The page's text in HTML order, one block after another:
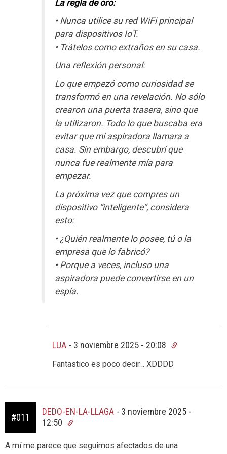
La regla de oro:
• Nunca utilice su red WiFi principal
para dispositivos IoT.
• Trátelos como extraños en su casa.
Una reflexión personal:
Lo que empezó como curiosidad se
transformó en una revelación. No sólo
crearon una puerta trasera, sino que
la utilizaron. Todo lo que buscaba era
evitar que mi aspiradora llamara a
casa. Sin embargo, descubrí que
nunca fue realmente mía para
empezar.
La próxima vez que compres un
dispositivo “inteligente”, considera
esto:
• ¿Quién realmente lo posee, tú o la
empresa que lo fabricó?
• Porque a veces, incluso una
aspiradora puede convertirse en un
espía.
LUA - 3 noviembre 2025 - 20:08
Fantastico es poco decir… XDDDD
#011
DEDO-EN-LA-LLAGA - 3 noviembre 2025 -
12:50
A mí me parece que seguimos afectados de una